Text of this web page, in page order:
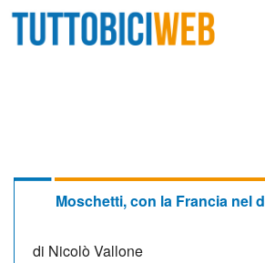
Moschetti, con la Francia nel
di Nicolò Vallone